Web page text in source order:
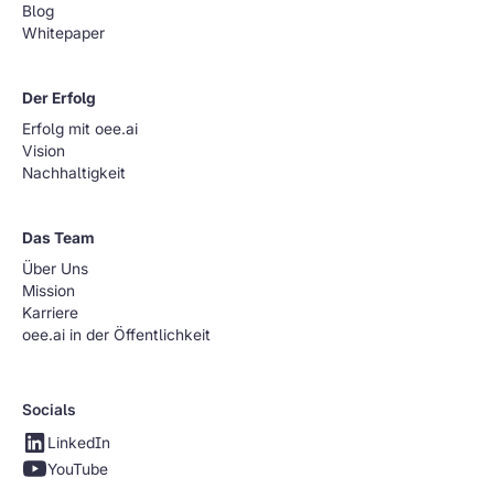
Blog
Whitepaper
Der Erfolg
Erfolg mit oee.ai
Vision
Nachhaltigkeit
Das Team
Über Uns
Mission
Karriere
oee.ai in der Öffentlichkeit
Socials
LinkedIn
YouTube